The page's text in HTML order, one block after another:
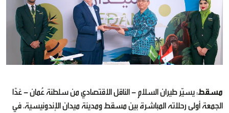
مسقط: يسيّر طيران السلام - الناقل الاقتصادي من سلطنة عُمان - غدًا
الجمعة أولى رحلاته المباشرة بين مسقط ومدينة ميدان الإندونيسية، في